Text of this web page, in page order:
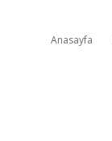
Anasayfa